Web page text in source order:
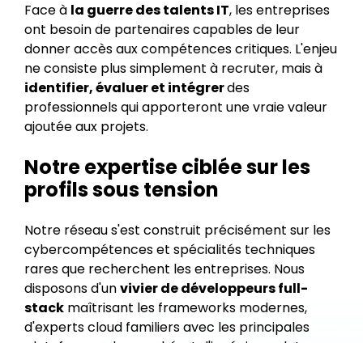
Face à la guerre des talents IT, les entreprises
ont besoin de partenaires capables de leur
donner accès aux compétences critiques. L'enjeu
ne consiste plus simplement à recruter, mais à
identifier, évaluer et intégrerdes
professionnels qui apporteront une vraie valeur
ajoutée aux projets.
Notre expertise ciblée sur les
profils sous tension
Notre réseau s'est construit précisément sur les
cybercompétences et spécialités techniques
rares que recherchent les entreprises. Nous
disposons d'unvivier de développeurs full-
stack maîtrisant les frameworks modernes,
d'experts cloud familiers avec les principales